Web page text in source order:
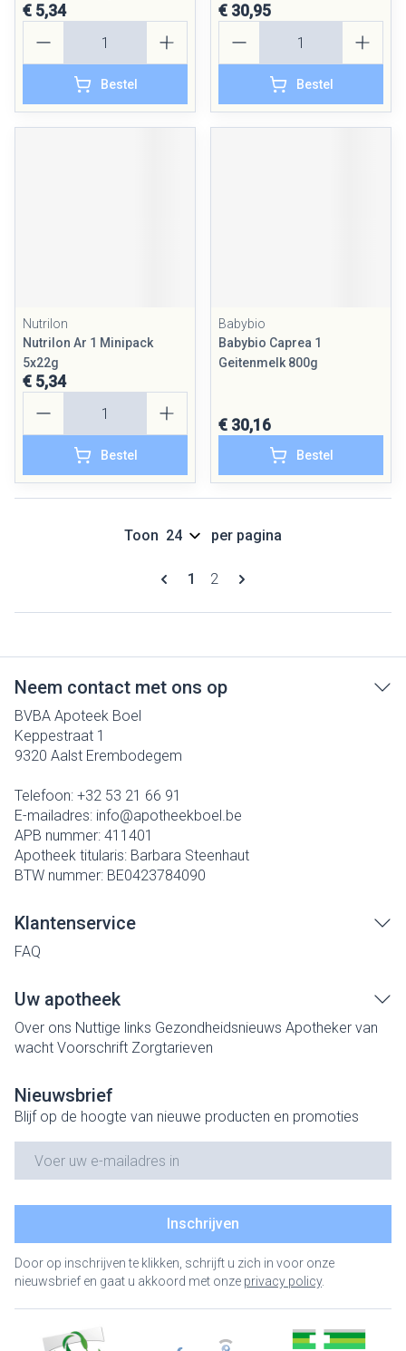
€ 5,34
Bestel
€ 30,95
Bestel
Nutrilon
Nutrilon Ar 1 Minipack
5x22g
€ 5,34
Bestel
Babybio
Babybio Caprea 1
Geitenmelk 800g
€ 30,16
Bestel
Pagina's
U lees momenteel pagina
1 Pagina
2
Toon per pagina
Neem contact met ons op
BVBA Apoteek Boel
Keppestraat 1
9320 Aalst Erembodegem
Telefoon: +32 53 21 66 91
E-mailadres: info@apotheekboel.be
APB nummer: 411401
Apotheek titularis: Barbara Steenhaut
BTW nummer: BE0423784090
Klantenservice
FAQ
Uw apotheek
Over ons Nuttige links Gezondheidsnieuws Apotheker van
wacht Voorschrift Zorgtarieven
Nieuwsbrief
Blijf op de hoogte van nieuwe producten en promoties
Inschrijven
Door op inschrijven te klikken, schrijft u zich in voor onze
nieuwsbrief en gaat u akkoord met onze privacy policy.